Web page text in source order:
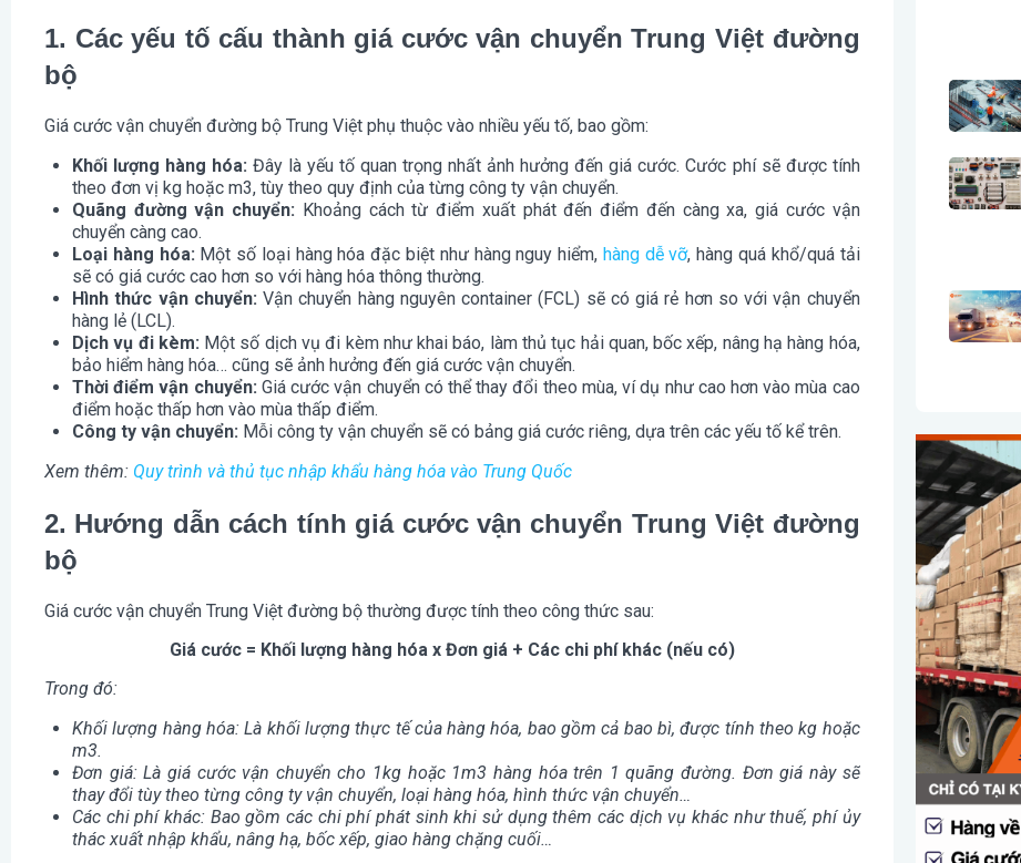
1. Các yếu tố cấu thành giá cước vận chuyển Trung Việt đường
bộ
Giá cước vận chuyển đường bộ Trung Việt phụ thuộc vào nhiều yếu tố, bao gồm:
Khối lượng hàng hóa: Đây là yếu tố quan trọng nhất ảnh hưởng đến giá cước. Cước phí sẽ được tính
theo đơn vị kg hoặc m3, tùy theo quy định của từng công ty vận chuyển.
Quãng đường vận chuyển: Khoảng cách từ điểm xuất phát đến điểm đến càng xa, giá cước vận
chuyển càng cao.
Loại hàng hóa: Một số loại hàng hóa đặc biệt như hàng nguy hiểm, hàng dễ vỡ, hàng quá khổ/quá tải
sẽ có giá cước cao hơn so với hàng hóa thông thường.
Hình thức vận chuyển: Vận chuyển hàng nguyên container (FCL) sẽ có giá rẻ hơn so với vận chuyển
hàng lẻ (LCL).
Dịch vụ đi kèm: Một số dịch vụ đi kèm như khai báo, làm thủ tục hải quan, bốc xếp, nâng hạ hàng hóa,
bảo hiểm hàng hóa… cũng sẽ ảnh hưởng đến giá cước vận chuyển.
Thời điểm vận chuyển: Giá cước vận chuyển có thể thay đổi theo mùa, ví dụ như cao hơn vào mùa cao
điểm hoặc thấp hơn vào mùa thấp điểm.
Công ty vận chuyển: Mỗi công ty vận chuyển sẽ có bảng giá cước riêng, dựa trên các yếu tố kể trên.
Xem thêm: Quy trình và thủ tục nhập khẩu hàng hóa vào Trung Quốc
2. Hướng dẫn cách tính giá cước vận chuyển Trung Việt đường
bộ
Giá cước vận chuyển Trung Việt đường bộ thường được tính theo công thức sau:
Giá cước = Khối lượng hàng hóa x Đơn giá + Các chi phí khác (nếu có)
Trong đó:
Khối lượng hàng hóa: Là khối lượng thực tế của hàng hóa, bao gồm cả bao bì, được tính theo kg hoặc
m3.
Đơn giá: Là giá cước vận chuyển cho 1kg hoặc 1m3 hàng hóa trên 1 quãng đường. Đơn giá này sẽ
thay đổi tùy theo từng công ty vận chuyển, loại hàng hóa, hình thức vận chuyển…
Các chi phí khác: Bao gồm các chi phí phát sinh khi sử dụng thêm các dịch vụ khác như thuế, phí ủy
thác xuất nhập khẩu, nâng hạ, bốc xếp, giao hàng chặng cuối…